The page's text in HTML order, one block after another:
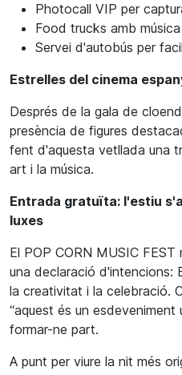
Photocall VIP per
Food trucks amb
Servei d'autobús per
Estrelles del cinema
Després de la gala de
presència de figures
fent d'aquesta vetllada una
art i la música.
Entrada gratuïta: l'estiu
luxes
El POP CORN MUSIC
una declaració d'intencions:
la creativitat i la celebració.
“aquest és un
formar-ne part.
A punt per viure la nit més